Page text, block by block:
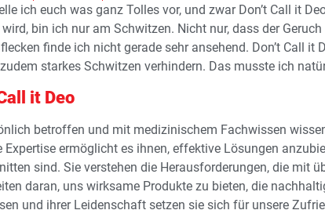
ich euch was ganz Tolles vor, und zwar Don’t Call it
bin ich nur am Schwitzen. Nicht nur, dass der
finde ich nicht gerade sehr ansehend. Don’t Call it
starkes Schwitzen verhindern. Das musste ich
it Deo
betroffen und mit medizinischem Fachwissen
Expertise ermöglicht es ihnen, effektive Lösungen
sind. Sie verstehen die Herausforderungen, die mit
daran, uns wirksame Produkte zu bieten, die
und ihrer Leidenschaft setzen sie sich für unsere